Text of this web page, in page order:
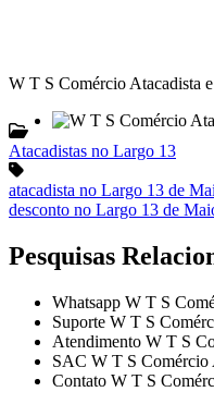
W T S Comércio Atacadista
Atacadistas no Largo 13
atacadista no Largo 13 de
desconto no Largo 13 de
Pesquisas
Whatsapp W T S
Suporte W T S
Atendimento W T S
SAC W T S Comércio
Contato W T S